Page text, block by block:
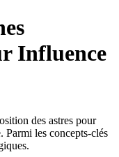
Influence
des astres pour
Parmi les concepts-clés